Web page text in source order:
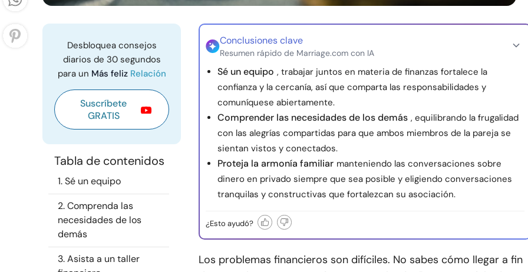
Desbloquea consejos
diarios de 30 segundos
para un Más feliz Relación
Suscríbete
GRATIS
Tabla de contenidos
1. Sé un equipo
2. Comprenda las
necesidades de los
demás
3. Asista a un taller
Conclusiones clave
Resumen rápido de Marriage.com con IA
Sé un equipo , trabajar juntos en materia de finanzas fortalece la
confianza y la cercanía, así que comparta las responsabilidades y
comuníquese abiertamente.
Comprender las necesidades de los demás , equilibrando la frugalidad
con las alegrías compartidas para que ambos miembros de la pareja se
sientan vistos y conectados.
Proteja la armonía familiar manteniendo las conversaciones sobre
dinero en privado siempre que sea posible y eligiendo conversaciones
tranquilas y constructivas que fortalezcan su asociación.
¿Esto ayudó?
Los problemas financieros son difíciles. No sabes cómo llegar a fin